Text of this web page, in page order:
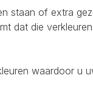
staan of extra
dat die
waardoor u